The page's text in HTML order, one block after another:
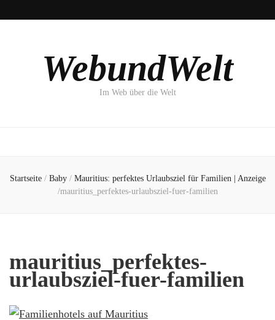
WebundWelt
Im Web über die Welt
Startseite / Baby / Mauritius: perfektes Urlaubsziel für Familien | Anzeige
/mauritius_perfektes-urlaubsziel-fuer-familien
mauritius_perfektes-
urlaubsziel-fuer-familien